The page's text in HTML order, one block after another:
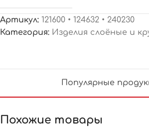
Артикул: 121600 • 124632 • 240230
Категория: Изделия слоёные и
Популярные
Похожие товары